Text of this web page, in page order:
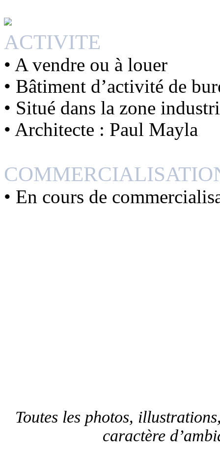
ACTIVITE
• A vendre ou à louer
• Bâtiment d’activité de
• Situé dans la zone
• Architecte : Paul Mayla
• En cours de
Toutes les photos,
caractère